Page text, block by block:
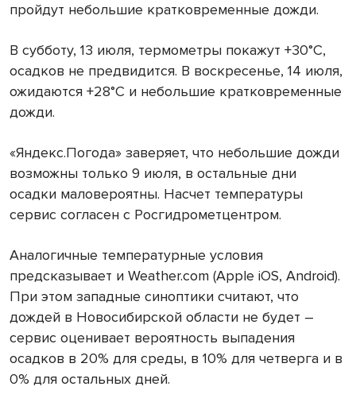
пройдут небольшие кратковременные дожди.
В субботу, 13 июля, термометры покажут +30°С,
осадков не предвидится. В воскресенье, 14 июля,
ожидаются +28°С и небольшие кратковременные
дожди.
«Яндекс.Погода» заверяет, что небольшие дожди
возможны только 9 июля, в остальные дни
осадки маловероятны. Насчет температуры
сервис согласен с Росгидрометцентром.
Аналогичные температурные условия
предсказывает и Weather.com (Apple iOS, Android).
При этом западные синоптики считают, что
дождей в Новосибирской области не будет –
сервис оценивает вероятность выпадения
осадков в 20% для среды, в 10% для четверга и в
0% для остальных дней.